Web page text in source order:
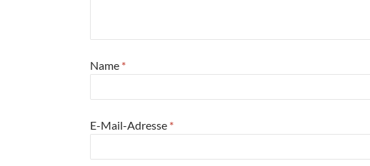
Name *
E-Mail-Adresse *